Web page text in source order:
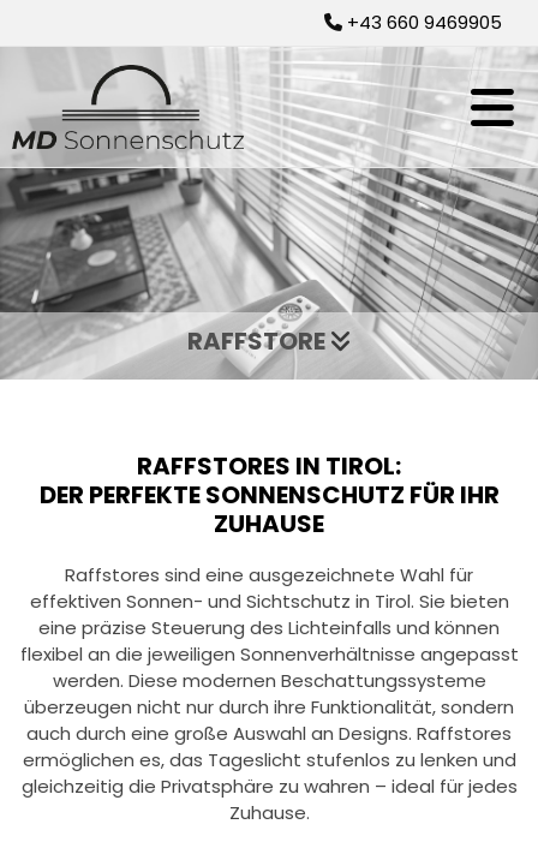
 +43 660 9469905
RAFFSTORE 
RAFFSTORES IN TIROL:
DER PERFEKTE SONNENSCHUTZ FÜR IHR
ZUHAUSE
Raffstores sind eine ausgezeichnete Wahl für
effektiven Sonnen- und Sichtschutz in Tirol. Sie bieten
eine präzise Steuerung des Lichteinfalls und können
flexibel an die jeweiligen Sonnenverhältnisse angepasst
werden. Diese modernen Beschattungssysteme
überzeugen nicht nur durch ihre Funktionalität, sondern
auch durch eine große Auswahl an Designs. Raffstores
ermöglichen es, das Tageslicht stufenlos zu lenken und
gleichzeitig die Privatsphäre zu wahren – ideal für jedes
Zuhause.